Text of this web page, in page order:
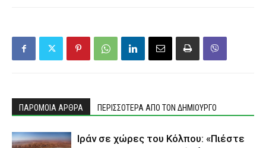
ΠΑΡΟΜΟΙΑ ΑΡΘΡΑ ΠΕΡΙΣΣΟΤΕΡΑ ΑΠΟ ΤΟΝ ΔΗΜΙΟΥΡΓΟ
Ιράν σε χώρες του Κόλπου: «Πιέστε